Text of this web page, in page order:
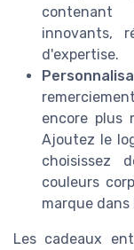
contenant
innovants,
d'expertise.
encore plus
Ajoutez le
choisissez
couleurs
marque
Les cadeaux